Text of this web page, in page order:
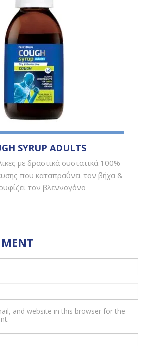
SYRUP ADULTS
με δραστικά συστατικά 100%
που καταπραΰνει τον βήχα &
τον βλεννογόνο
and website in this browser for the